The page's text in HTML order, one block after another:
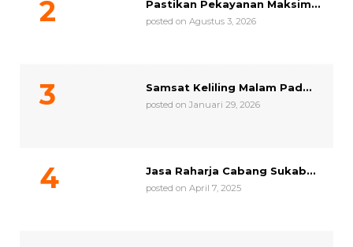
Pastikan Pekayanan Maksim...
posted on Agustus 3, 2026
Samsat Keliling Malam Pad...
posted on Januari 29, 2026
Jasa Raharja Cabang Sukab...
posted on April 7, 2025